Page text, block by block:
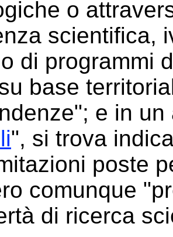
o
scientifica,
di programmi
base
e in
", si trova
poste
comunque
di ricerca